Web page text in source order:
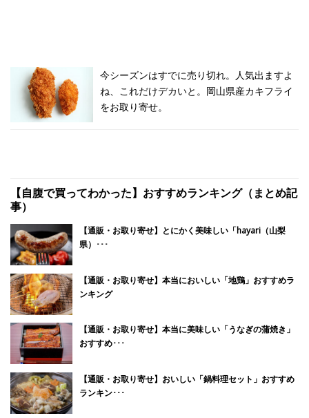
今シーズンはすでに売り切れ。人気出ますよ
ね、これだけデカいと。岡山県産カキフライ
をお取り寄せ。
【自腹で買ってわかった】おすすめランキング（まとめ記
事）
【通販・お取り寄せ】とにかく美味しい「hayari（山梨
県）･･･
【通販・お取り寄せ】本当においしい「地鶏」おすすめラ
ンキング
【通販・お取り寄せ】本当に美味しい「うなぎの蒲焼き」
おすすめ･･･
【通販・お取り寄せ】おいしい「鍋料理セット」おすすめ
ランキン･･･